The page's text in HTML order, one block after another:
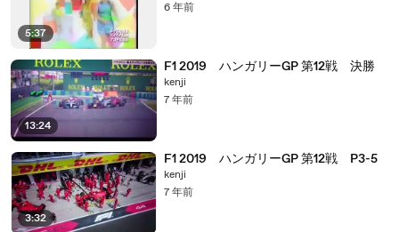
5:37
6 年前
13:24
F1 2019 ハンガリーGP 第12戦 決勝
kenji
7 年前
3:32
F1 2019 ハンガリーGP 第12戦 P3-5
kenji
7 年前